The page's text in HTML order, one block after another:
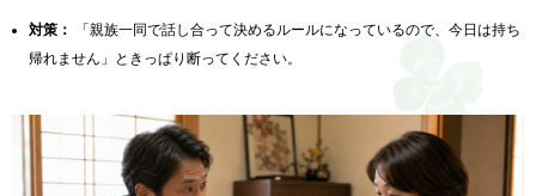
対策：
「親族一同で話し合って決めるルールになっているので、今日は持ち
帰れません」ときっぱり断ってください。